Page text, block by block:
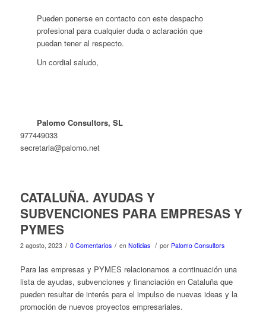
Pueden ponerse en contacto con este despacho
profesional para cualquier duda o aclaración que
puedan tener al respecto.
Un cordial saludo,
Palomo Consultors, SL
977449033
secretaria@palomo.net
CATALUÑA. AYUDAS Y
SUBVENCIONES PARA EMPRESAS Y
PYMES
2 agosto, 2023 / 0 Comentarios / en Noticias / por Palomo Consultors
Para las empresas y PYMES relacionamos a continuación una
lista de ayudas, subvenciones y financiación en Cataluña que
pueden resultar de interés para el impulso de nuevas ideas y la
promoción de nuevos proyectos empresariales.